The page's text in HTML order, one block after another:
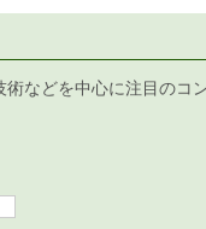
術などを中心に注目のコ